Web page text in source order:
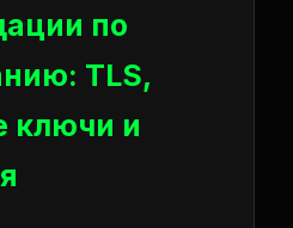
по
TLS,
ключи и